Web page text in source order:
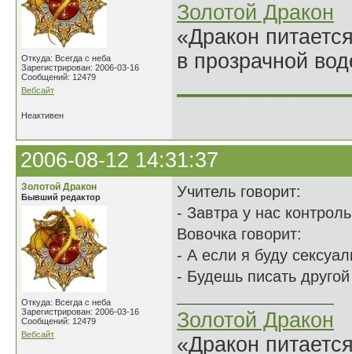
Откуда: Всегда с неба
Зарегистрирован: 2006-03-16
Сообщений: 12479
Вебсайт
Золотой Дракон
«Дракон
в прозрачной
Неактивен
2006-08-12 14:31:37
Золотой Дракон
Бывший редактор
Откуда: Всегда с неба
Зарегистрирован: 2006-03-16
Сообщений: 12479
Вебсайт
Учитель говорит:
- Завтра у нас
Вовочка говорит:
- А если я буду
- Будешь писать
Золотой Дракон
«Дракон